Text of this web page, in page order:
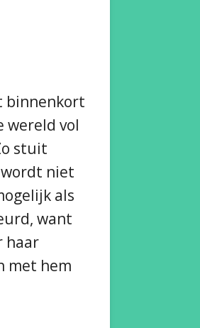
binnenkort
wereld vol
stuit
niet
als
want
haar
met hem